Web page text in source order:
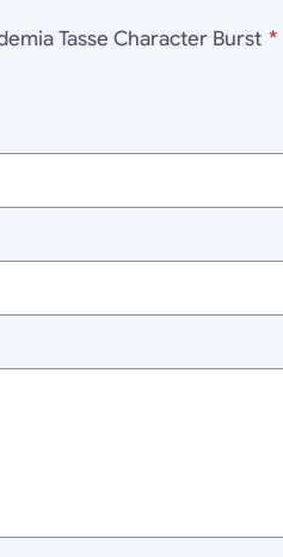
Hero Academia Tasse Character Burst *